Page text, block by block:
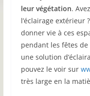
leur végétation.
l’éclairage extérieur
donner vie à ces
pendant les fêtes
une solution
pouvez le voir sur
très large en la